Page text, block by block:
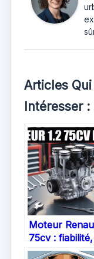
Articles
Intéresser :
Moteur
75cv : fiabilité,
points à